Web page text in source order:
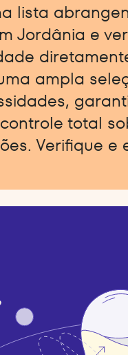
lista
Jordânia e
ampla
total
Verifique e